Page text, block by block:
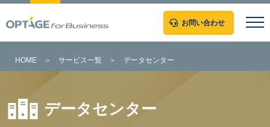
お問い合わせ
HOME＞ サービス一覧 ＞ データセンター
データセンター